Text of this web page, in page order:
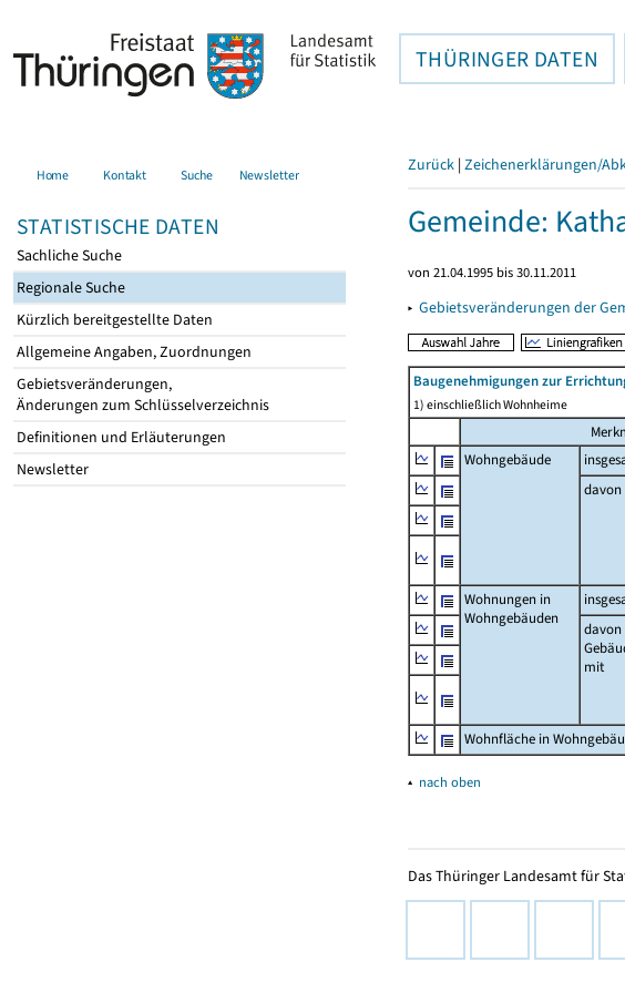
THÜRINGER DATEN
Home Kontakt Suche Newsletter
STATISTISCHE DATEN
Sachliche Suche
Regionale Suche
Kürzlich bereitgestellte Daten
Allgemeine Angaben, Zuordnungen
Gebietsveränderungen,
Änderungen zum Schlüsselverzeichnis
Definitionen und Erläuterungen
Newsletter
Zurück | Zeichenerklärungen/
Gemeinde:
von 21.04.1995 bis 30.11.2011
▸ Gebietsveränderungen der
Baugenehmigungen zur
1) einschließlich Wohnheime
Wohngebäude
Wohnungen in
Wohngebäuden
davon
mit
Wohnfläche in
▴ nach oben
Das Thüringer Landesamt für